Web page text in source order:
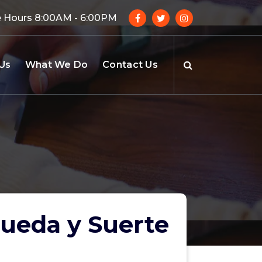
Hours 8:00AM - 6:00PM
What We Do Contact Us
y Suerte